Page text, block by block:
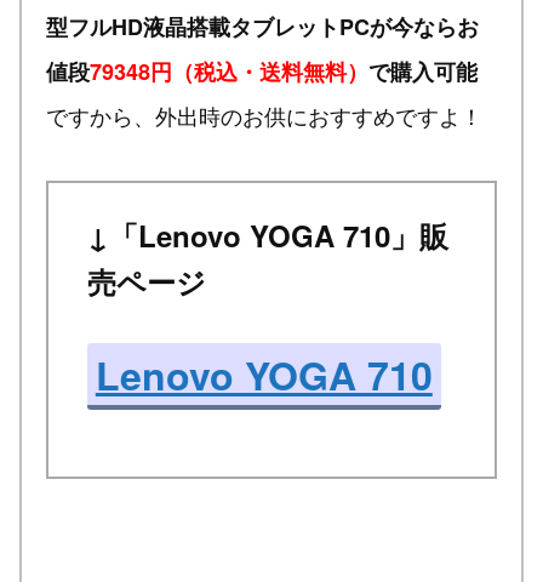
型フルHD液晶搭載タブレットPCが今ならお
値段79348円（税込・送料無料） で購入可能
ですから、外出時のお供におすすめですよ！
↓「Lenovo YOGA 710」販
売ページ
Lenovo YOGA 710